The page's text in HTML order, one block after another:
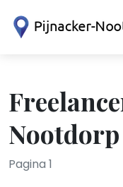
Nootdorp
Pagina 1